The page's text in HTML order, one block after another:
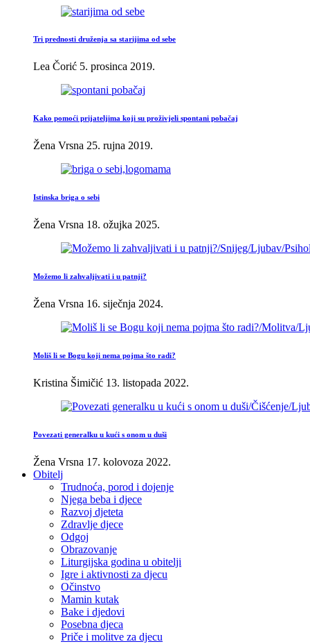
Tri prednosti druženja sa starijima od sebe
Lea Čorić 5. prosinca 2019.
Kako pomoći prijateljima koji su proživjeli spontani pobačaj
Žena Vrsna 25. rujna 2019.
Istinska briga o sebi
Žena Vrsna 18. ožujka 2025.
Možemo li zahvaljivati i u patnji?
Žena Vrsna 16. siječnja 2024.
Moliš li se Bogu koji nema pojma što radi?
Kristina Šimičić 13. listopada 2022.
Povezati generalku u kući s onom u duši
Žena Vrsna 17. kolovoza 2022.
Obitelj
Trudnoća, porod i dojenje
Njega beba i djece
Razvoj djeteta
Zdravlje djece
Odgoj
Obrazovanje
Liturgijska godina u obitelji
Igre i aktivnosti za djecu
Očinstvo
Mamin kutak
Bake i djedovi
Posebna djeca
Priče i molitve za djecu